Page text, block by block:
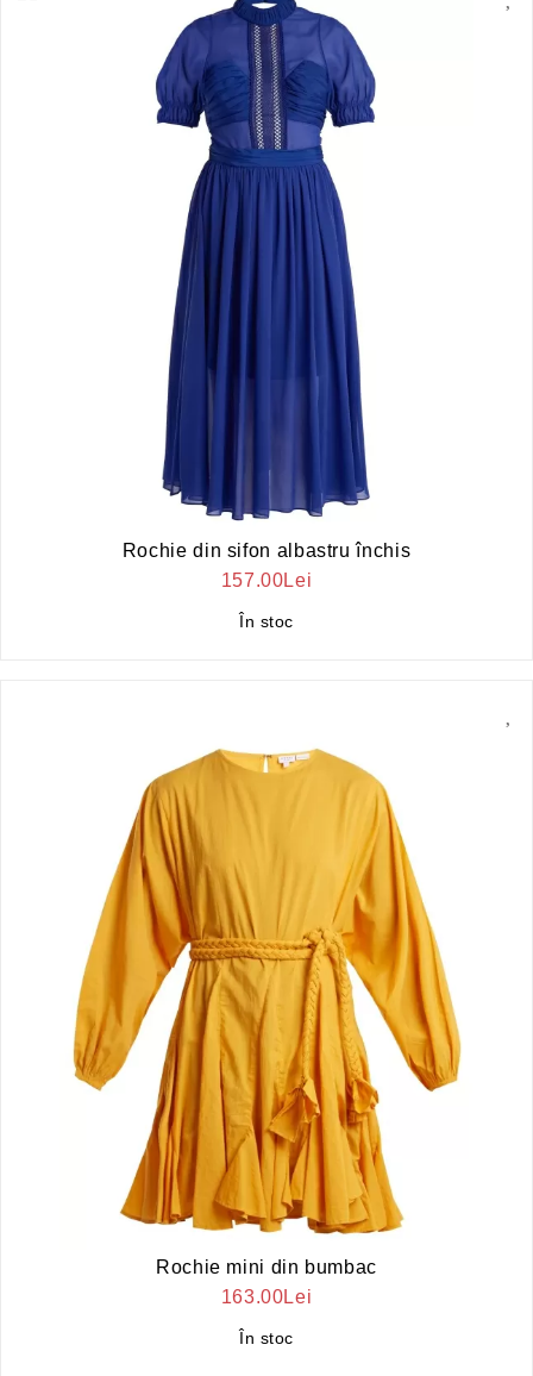
Rochie din sifon albastru închis
157.00Lei
În stoc
Rochie mini din bumbac
163.00Lei
În stoc